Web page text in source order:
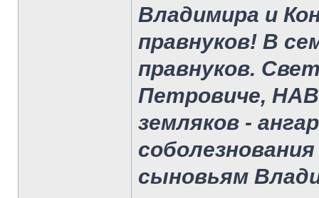
Владимира и
правнуков! В
правнуков.
Петровиче,
земляков -
сыновьям